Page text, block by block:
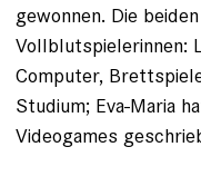
gewonnen. Die
Vollblutspielerinnen:
Computer,
Studium; Eva-Maria
Video­games